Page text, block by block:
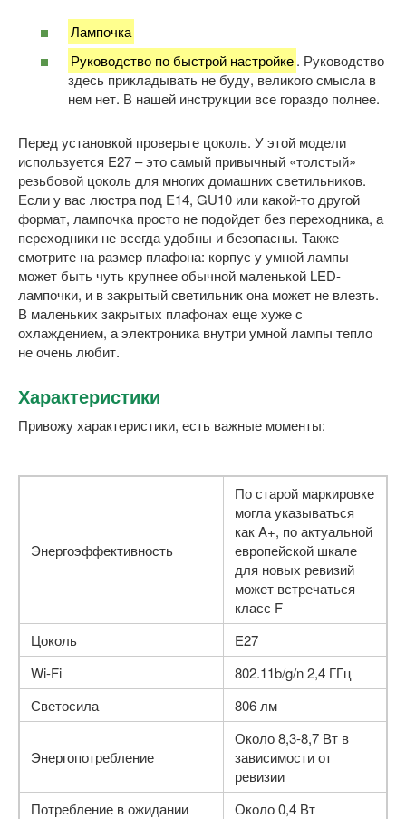
Лампочка
Руководство по быстрой настройке. Руководство
здесь прикладывать не буду, великого смысла в
нем нет. В нашей инструкции все гораздо полнее.
Перед установкой проверьте цоколь. У этой модели
используется E27 – это самый привычный «толстый»
резьбовой цоколь для многих домашних светильников.
Если у вас люстра под E14, GU10 или какой-то другой
формат, лампочка просто не подойдет без переходника, а
переходники не всегда удобны и безопасны. Также
смотрите на размер плафона: корпус у умной лампы
может быть чуть крупнее обычной маленькой LED-
лампочки, и в закрытый светильник она может не влезть.
В маленьких закрытых плафонах еще хуже с
охлаждением, а электроника внутри умной лампы тепло
не очень любит.
Характеристики
Привожу характеристики, есть важные моменты:
Энергоэффективность
По старой маркировке
могла указываться
как A+, по актуальной
европейской шкале
для новых ревизий
может встречаться
класс F
Цоколь
E27
Wi-Fi
802.11b/g/n 2,4 ГГц
Светосила
806 лм
Энергопотребление
Около 8,3-8,7 Вт в
зависимости от
ревизии
Потребление в ожидании
Около 0,4 Вт